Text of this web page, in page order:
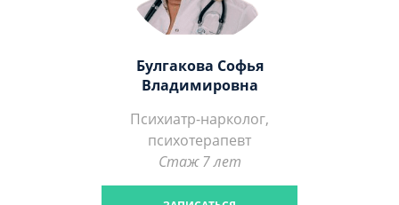
Булгакова Софья
Владимировна
Психиатр-нарколог,
психотерапевт
Стаж 7 лет